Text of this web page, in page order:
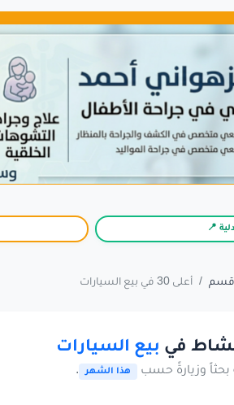
📍
أعلى 30 في بيع السيارات
بيع السيارات
بحثاً وزيارةً حسب هذا الشهر .